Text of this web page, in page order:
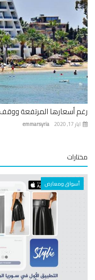
أسعارها المرتفعة ووقف
emmarsyria
أسواق ومعارض